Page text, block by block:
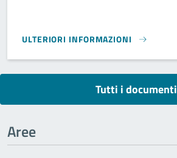
ULTERIORI INFORMAZIONI
MODULISTICA PRATICHE EDILIZIE}
Tutti i documenti
Aree